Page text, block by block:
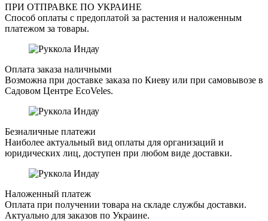
ПРИ ОТПРАВКЕ ПО УКРАИНЕ
Способ оплаты с предоплатой за растения и наложенным
платежом за товары.
Оплата заказа наличными
Возможна при доставке заказа по Киеву или при самовывозе в
Садовом Центре EcoVeles.
Безналичные платежи
Наиболее актуальный вид оплаты для организаций и
юридических лиц, доступен при любом виде доставки.
Наложенный платеж
Оплата при получении товара на складе службы доставки.
Актуально для заказов по Украине.